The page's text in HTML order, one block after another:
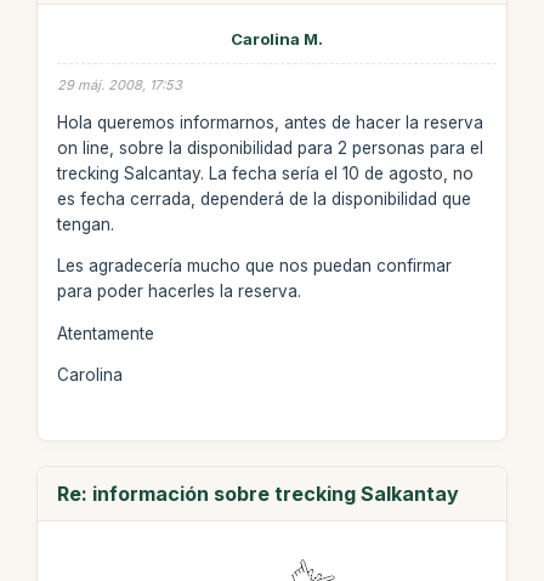
Carolina M.
29 máj. 2008, 17:53
Hola queremos informarnos, antes de hacer la reserva
on line, sobre la disponibilidad para 2 personas para el
trecking Salcantay. La fecha sería el 10 de agosto, no
es fecha cerrada, dependerá de la disponibilidad que
tengan.
Les agradecería mucho que nos puedan confirmar
para poder hacerles la reserva.
Atentamente
Carolina
Re: información sobre trecking Salkantay